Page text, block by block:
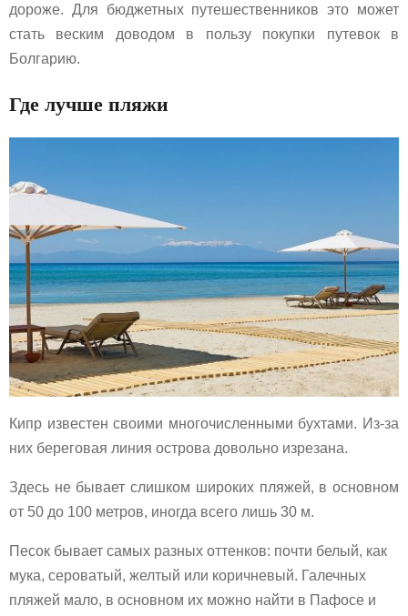
дороже. Для бюджетных путешественников это может
стать веским доводом в пользу покупки путевок в
Болгарию.
Где лучше пляжи
Кипр известен своими многочисленными бухтами. Из-за
них береговая линия острова довольно изрезана.
Здесь не бывает слишком широких пляжей, в основном
от 50 до 100 метров, иногда всего лишь 30 м.
Песок бывает самых разных оттенков: почти белый, как
мука, сероватый, желтый или коричневый. Галечных
пляжей мало, в основном их можно найти в Пафосе и